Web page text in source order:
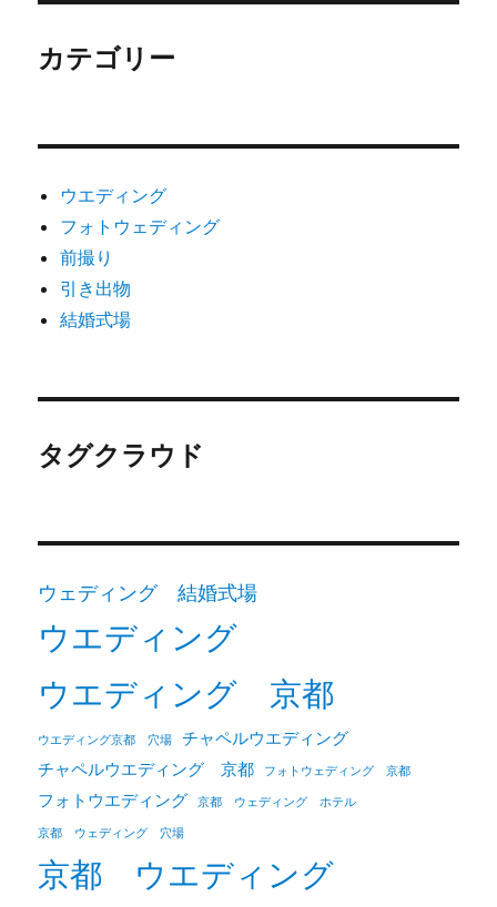
カテゴリー
ウエディング
フォトウェディング
前撮り
引き出物
結婚式場
タグクラウド
ウェディング 結婚式場
ウエディング
ウエディング 京都
ウエディング京都 穴場
チャペルウエディング
チャペルウエディング 京都
フォトウェディング 京都
フォトウエディング 京都 ウェディング ホテル
京都 ウェディング 穴場
京都 ウエディング